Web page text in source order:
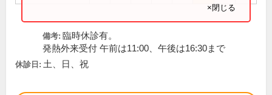
×閉じる
備考: 臨時休診有。
発熱外来受付 午前は11:00、午後は16:30まで
休診日: 土、日、祝